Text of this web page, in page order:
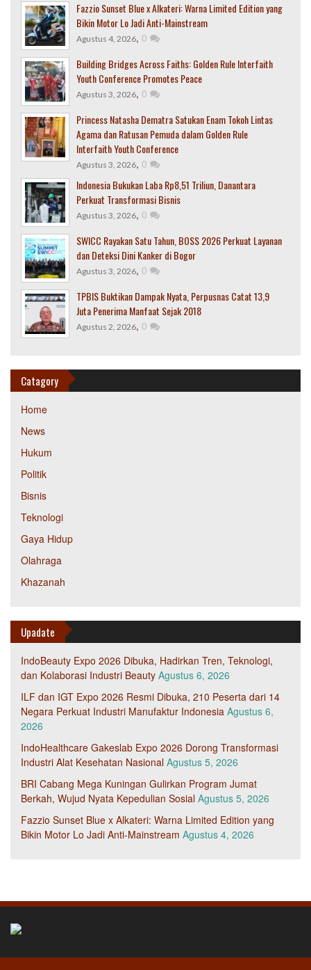
Fazzio Sunset Blue x Alkateri: Warna Limited Edition yang
Bikin Motor Lo Jadi Anti-Mainstream
Agustus 4, 2026, 0
Building Bridges Across Faiths: Golden Rule Interfaith
Youth Conference Promotes Peace
Agustus 3, 2026, 0
Princess Natasha Dematra Satukan Enam Tokoh Lintas
Agama dan Ratusan Pemuda dalam Golden Rule
Interfaith Youth Conference
Agustus 3, 2026, 0
Indonesia Bukukan Laba Rp8,51 Triliun, Danantara
Perkuat Transformasi Bisnis
Agustus 3, 2026, 0
SWICC Rayakan Satu Tahun, BOSS 2026 Perkuat Layanan
dan Deteksi Dini Kanker di Bogor
Agustus 3, 2026, 0
TPBIS Buktikan Dampak Nyata, Perpusnas Catat 13,9
Juta Penerima Manfaat Sejak 2018
Agustus 2, 2026, 0
Catagory
Home
News
Hukum
Politik
Bisnis
Teknologi
Gaya Hidup
Olahraga
Khazanah
Upadate
IndoBeauty Expo 2026 Dibuka, Hadirkan Tren, Teknologi,
dan Kolaborasi Industri Beauty Agustus 6, 2026
ILF dan IGT Expo 2026 Resmi Dibuka, 210 Peserta dari 14
Negara Perkuat Industri Manufaktur Indonesia Agustus 6,
2026
IndoHealthcare Gakeslab Expo 2026 Dorong Transformasi
Industri Alat Kesehatan Nasional Agustus 5, 2026
BRI Cabang Mega Kuningan Gulirkan Program Jumat
Berkah, Wujud Nyata Kepedulian Sosial Agustus 5, 2026
Fazzio Sunset Blue x Alkateri: Warna Limited Edition yang
Bikin Motor Lo Jadi Anti-Mainstream Agustus 4, 2026